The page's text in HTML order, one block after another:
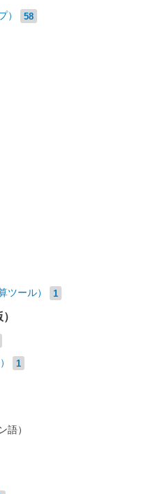
） 58
ツール） 1
1
語）